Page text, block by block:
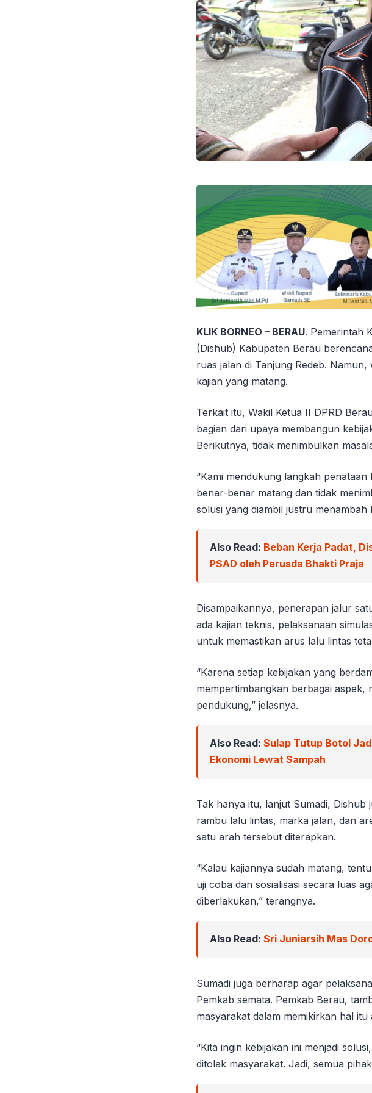
KLIK BORNEO – BERAU. Pemerintah
(Dishub) Kabupaten Berau
ruas jalan di Tanjung Redeb.
kajian yang matang.
Terkait itu, Wakil Ketua II DPRD
bagian dari upaya membangun
Berikutnya, tidak menimbulkan
“Kami mendukung langkah
benar-benar matang dan tidak
solusi yang diambil justru menambah
Also Read: Beban Kerja Padat,
PSAD oleh Perusda Bhakti Praja
Disampaikannya, penerapan jalur
ada kajian teknis, pelaksanaan
untuk memastikan arus lalu lintas
“Karena setiap kebijakan yang
mempertimbangkan berbagai
pendukung,” jelasnya.
Also Read: Sulap Tutup Botol
Ekonomi Lewat Sampah
Tak hanya itu, lanjut Sumadi, Dishub
rambu lalu lintas, marka jalan, dan
satu arah tersebut diterapkan.
“Kalau kajiannya sudah matang,
uji coba dan sosialisasi secara luas
diberlakukan,” terangnya.
Also Read: Sri Juniarsih Mas
Sumadi juga berharap agar
Pemkab semata. Pemkab Berau,
masyarakat dalam memikirkan hal
“Kita ingin kebijakan ini menjadi
ditolak masyarakat. Jadi, semua